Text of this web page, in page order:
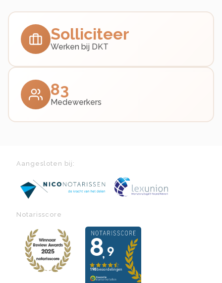
Solliciteer
Werken bij DKT
83
Medewerkers
Aangesloten bij:
Notarisscore